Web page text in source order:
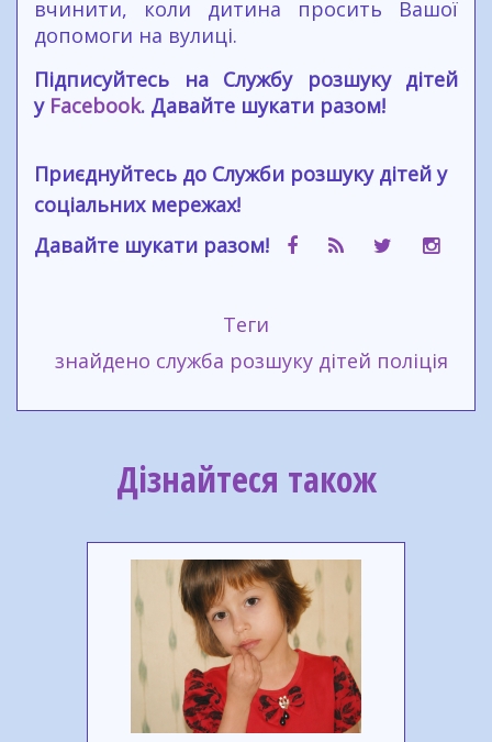
вчинити, коли дитина просить Вашої
допомоги на вулиці.
Підписуйтесь на Службу розшуку дітей
у Facebook. Давайте шукати разом!
Приєднуйтесь до Служби розшуку дітей у
соціальних мережах!
Давайте шукати разом!
Теги
знайдено служба розшуку дітей поліція
Дізнайтеся також